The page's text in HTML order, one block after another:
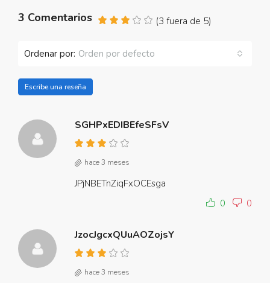
3 Comentarios (3 fuera de 5)
Ordenar por: Orden por defecto
Escribe una reseña
SGHPxEDIBEfeSFsV
hace 3 meses
JPjNBETnZiqFxOCEsga
0
0
JzocJgcxQUuAOZojsY
hace 3 meses